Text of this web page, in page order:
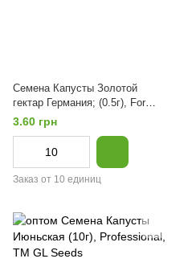
Семена Капусты Золотой
гектар Германия; (0.5г), For
Hobby, TM GL Seeds
3.60 грн
Заказ от 10 единиц